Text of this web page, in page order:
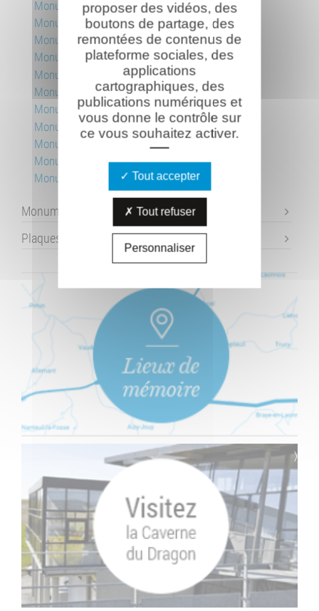
Monument des Marie-Louise
Monument au 4e Régiment de Zouaves
Monument au 8e et 208e RI
Monument au 18e RI
Monument du 27e BCA
Monument au 31e RI
Monument de la 38e DI, fort de la Malmaison
Monument aux 41e BCP
Monument de la 164e DI
Monument du Plateau de Californie
Monument du R.I.C.M.
Monuments individuels
Plaques commémoratives
proposer des vidéos, des
boutons de partage, des
remontées de contenus de
plateforme sociales, des
applications
cartographiques, des
publications numériques et
vous donne le contrôle sur
ce vous souhaitez activer.
Tout accepter
Tout refuser
Personnaliser